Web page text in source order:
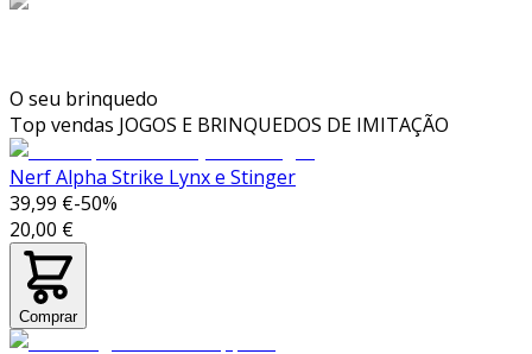
O seu brinquedo
Top vendas JOGOS E BRINQUEDOS DE IMITAÇÃO
Nerf Alpha Strike Lynx e Stinger
39,99 €-50%
20,00 €
Comprar